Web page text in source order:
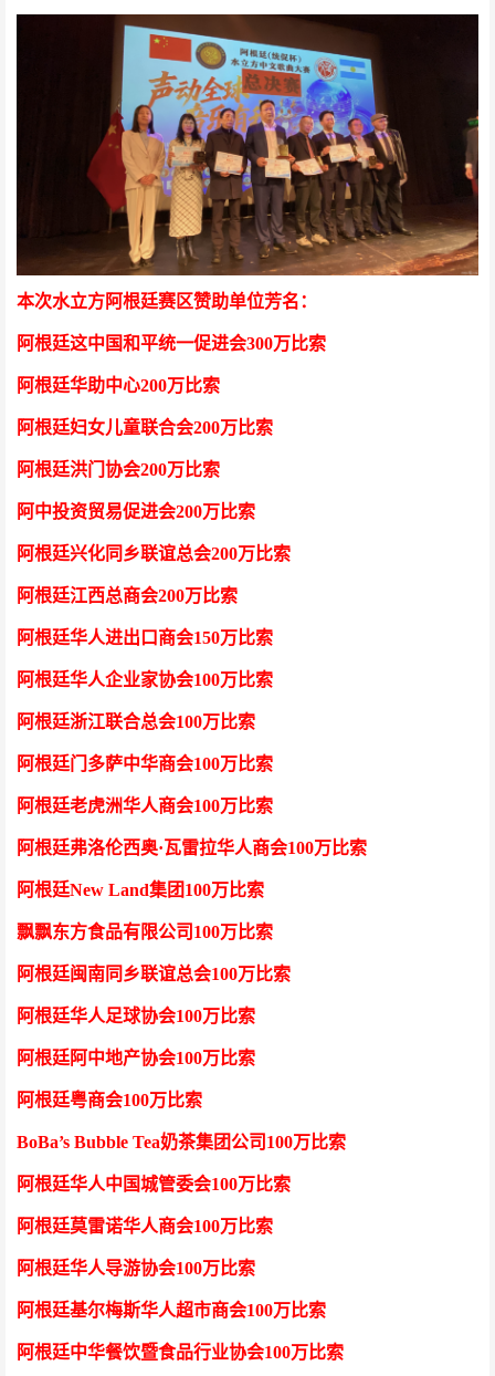
本次水立方阿根廷赛区赞助单位芳名：
阿根廷这中国和平统一促进会300万比索
阿根廷华助中心200万比索
阿根廷妇女儿童联合会200万比索
阿根廷洪门协会200万比索
阿中投资贸易促进会200万比索
阿根廷兴化同乡联谊总会200万比索
阿根廷江西总商会200万比索
阿根廷华人进出口商会150万比索
阿根廷华人企业家协会100万比索
阿根廷浙江联合总会100万比索
阿根廷门多萨中华商会100万比索
阿根廷老虎洲华人商会100万比索
阿根廷弗洛伦西奥·瓦雷拉华人商会100万比索
阿根廷New Land集团100万比索
飘飘东方食品有限公司 100万比索
阿根廷闽南同乡联谊总会100万比索
阿根廷华人足球协会100万比索
阿根廷阿中地产协会100万比索
阿根廷粤商会100万比索
BoBa’s Bubble Tea奶茶集团公司100万比索
阿根廷华人中国城管委会100万比索
阿根廷莫雷诺华人商会100万比索
阿根廷华人导游协会100万比索
阿根廷基尔梅斯华人超市商会100万比索
阿根廷中华餐饮暨食品行业协会100万比索